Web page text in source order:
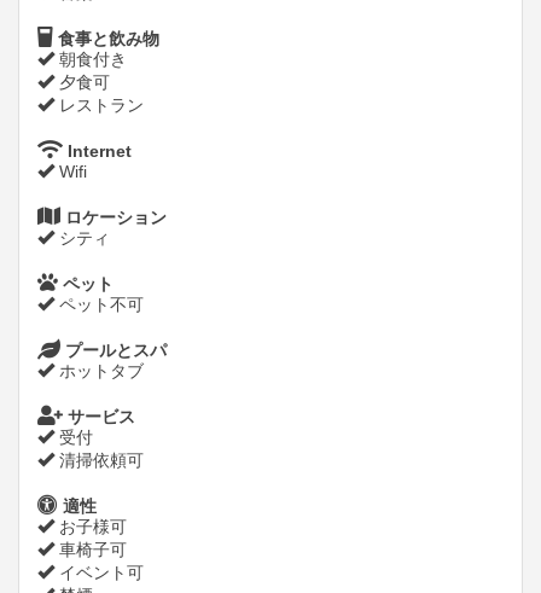
食事と飲み物
朝食付き
夕食可
レストラン
Internet
Wifi
ロケーション
シティ
ペット
ペット不可
プールとスパ
ホットタブ
サービス
受付
清掃依頼可
適性
お子様可
車椅子可
イベント可